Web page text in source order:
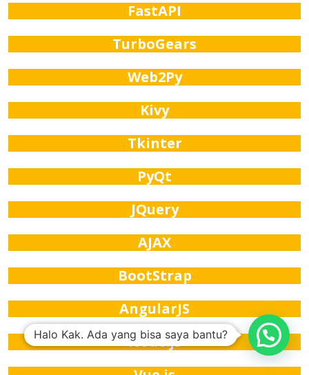
FastAPI
TurboGears
Web2Py
Kivy
Tkinter
PyQt
JQuery
AJAX
BootStrap
AngularJS
Node.js
Halo Kak. Ada yang bisa saya bantu?